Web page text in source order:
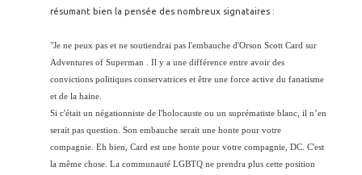
résumant bien la pensée des nombreux signataires :
"Je ne peux pas et ne soutiendrai pas l'embauche d'Orson Scott Card sur
Adventures of Superman . Il y a une différence entre avoir des
convictions politiques conservatrices et être une force active du fanatisme
et de la haine.
Si c'était un négationniste de l'holocauste ou un suprématiste blanc, il n’en
serait pas question. Son embauche serait une honte pour votre
compagnie. Eh bien, Card est une honte pour votre compagnie, DC. C'est
la même chose. La communauté LGBTQ ne prendra plus cette position